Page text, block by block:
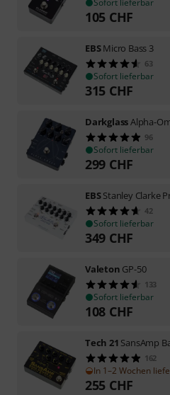
Sofort lieferbar
105 CHF
EBSMicro Bass 3
63
Sofort lieferbar
315 CHF
DarkglassAlpha-
96
Sofort lieferbar
299 CHF
EBSStanley Clarke
42
Sofort lieferbar
349 CHF
Valeton GP-50
133
Sofort lieferbar
108 CHF
Tech 21 SansAmp
162
In 1–2 Wochen
255 CHF